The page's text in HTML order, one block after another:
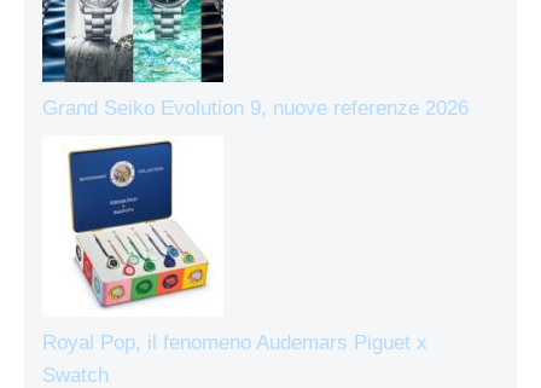
Grand Seiko Evolution 9, nuove referenze 2026
Royal Pop, il fenomeno Audemars Piguet x
Swatch